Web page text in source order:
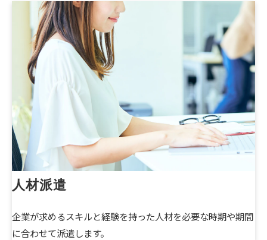
人材派遣
企業が求めるスキルと経験を持った人材を必要な時期や期間
に合わせて派遣します。